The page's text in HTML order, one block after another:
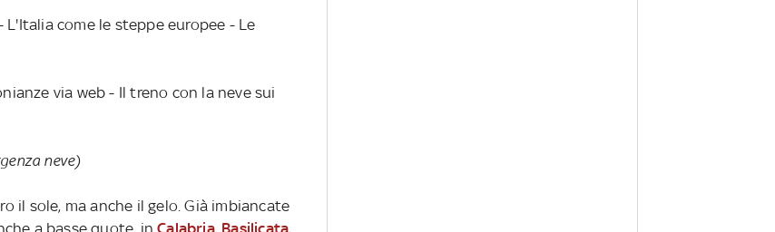
come le steppe europee - Le
via web - Il treno con la neve sui
neve)
il sole, ma anche il gelo. Già imbiancate
a basse quote, inCalabria, Basilicata,